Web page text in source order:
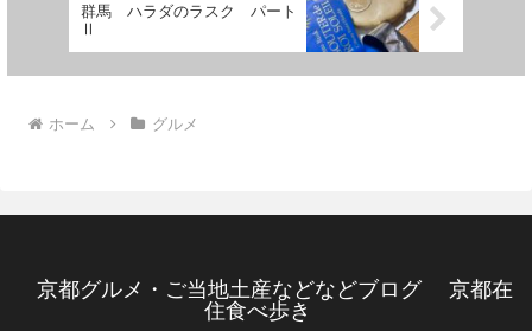
群馬 ハラダのラスク パート
Ⅱ
ホーム グルメ
京都グルメ・ご当地土産などなどブログ 京都在
住食べ歩き